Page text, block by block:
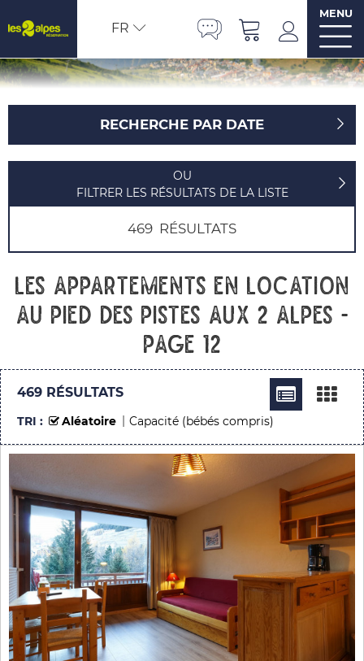
FR
MENU
RECHERCHE PAR DATE
OU
FILTRER LES RÉSULTATS DE LA LISTE
469 RÉSULTATS
Les appartements en location
au pied des pistes aux 2 Alpes -
Page 12
469 RÉSULTATS
TRI : Aléatoire Capacité (bébés compris)